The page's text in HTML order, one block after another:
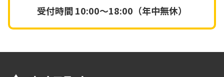
受付時間10:00～18:00（年中無休）